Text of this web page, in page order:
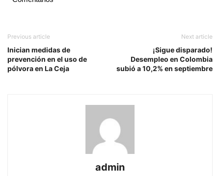
Previous article
Inician medidas de
prevención en el uso de
pólvora en La Ceja
Next article
¡Sigue disparado!
Desempleo en Colombia
subió a 10,2% en septiembre
admin